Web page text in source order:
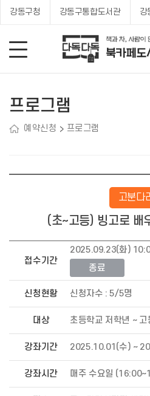
강동구청 강동구통합도서관 강
프로그램
예약신청 프로그램
고분다
(초~고등) 빙고로 배
접수기간
2025.09.23(화)
종료
신청현황 신청자수 : 5/5명
대상 초등학교 저학년 ~ 고
강좌기간 2025.10.01(수) ~
강좌시간 매주 수요일